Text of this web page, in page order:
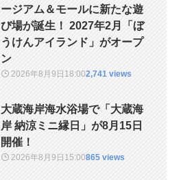
ージアム＆モールに新たな遊
び場が誕生！ 2027年2月「ぼ
うけんアイランド」がオープ
ン
2026年8月9日 18:002,741 views
大蔵海岸海水浴場で「大蔵海
岸 納涼ミニ縁日」が8月15日
開催！
2026年8月9日 15:00865 views